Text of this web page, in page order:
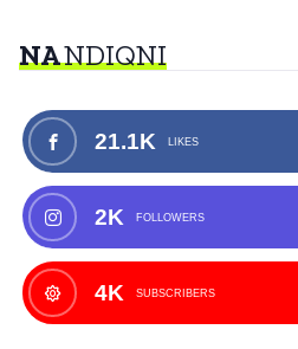
NANDIQNI
21.1K LIKES
2K FOLLOWERS
4K SUBSCRIBERS